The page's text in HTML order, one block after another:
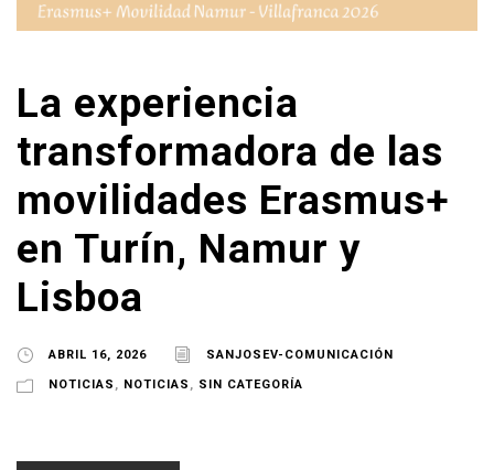
La experiencia
transformadora de las
movilidades Erasmus+
en Turín, Namur y
Lisboa
ABRIL 16, 2026 SANJOSEV-COMUNICACIÓN
NOTICIAS , NOTICIAS , SIN CATEGORÍA